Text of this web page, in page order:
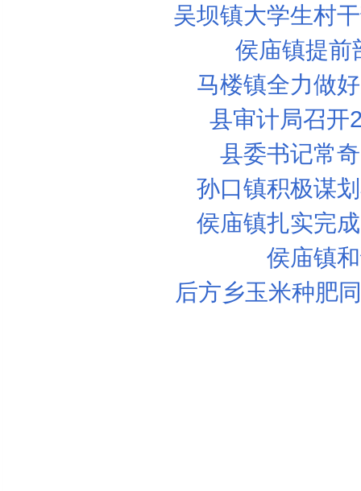
吴坝镇大学生村
侯庙镇提前
马楼镇全力做
县审计局召开
县委书记常
孙口镇积极谋
侯庙镇扎实完
侯庙镇
后方乡玉米种肥